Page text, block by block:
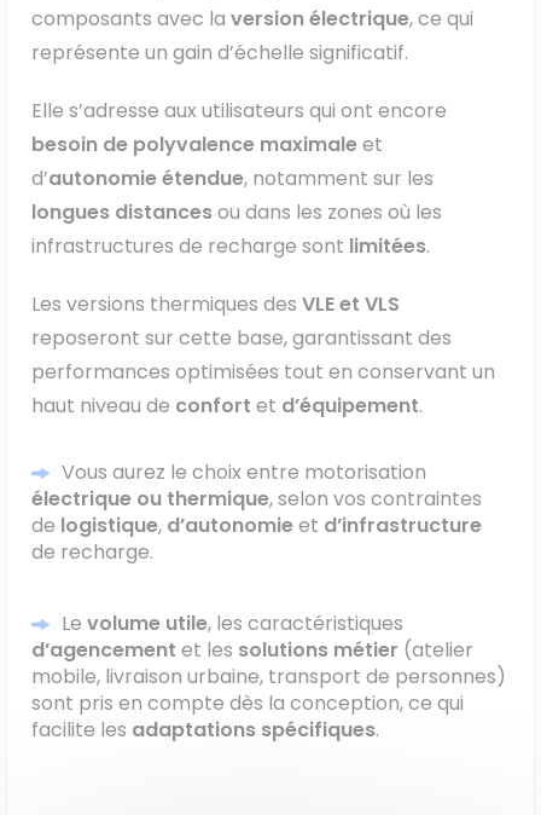
composants avec la version électrique, ce qui
représente un gain d’échelle significatif.
Elle s’adresse aux utilisateurs qui ont encore
besoin de polyvalence maximaleet
d’autonomie étendue, notamment sur les
longues distancesou dans les zones où les
infrastructures de recharge sont limitées.
Les versions thermiques des VLE et VLS
reposeront sur cette base, garantissant des
performances optimisées tout en conservant un
haut niveau de confort et d’équipement.
Vous aurez le choix entre motorisation
électrique ou thermique, selon vos contraintes
de logistique, d’autonomieet d’infrastructure
de recharge.
Le volume utile, les caractéristiques
d’agencement et les solutions métier (atelier
mobile, livraison urbaine, transport de personnes)
sont pris en compte dès la conception, ce qui
facilite les adaptations spécifiques.